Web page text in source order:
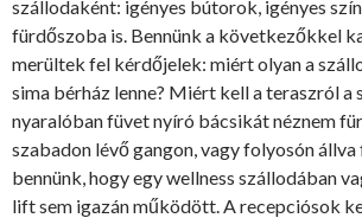
szállodaként: igényes bútorok, igényes
fürdőszoba is. Bennünk a következőkkel
merültek fel kérdőjelek: miért olyan a
sima bérház lenne? Miért kell a teraszról a
nyaralóban füvet nyíró bácsikát néznem
szabadon lévő gangon, vagy folyosón
bennünk, hogy egy wellness szállodában
lift sem igazán működött. A recepciósok